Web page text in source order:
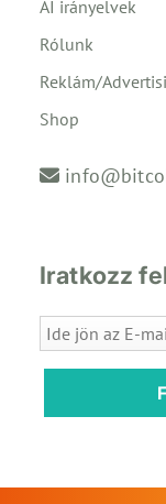
AI irányelvek
Rólunk
Reklám/
Shop
Iratkozz